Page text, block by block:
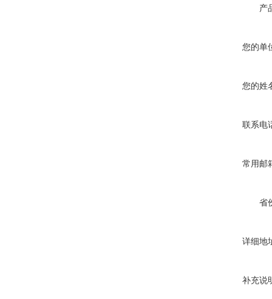
产
您的单
您的姓
联系电
常用邮
省
详细地
补充说